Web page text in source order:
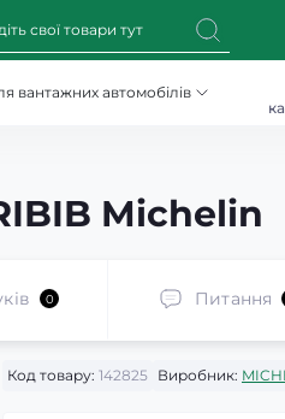
вантажних автомобілів
Michelin
0 Питання
Код товару: 142825 Виробник: